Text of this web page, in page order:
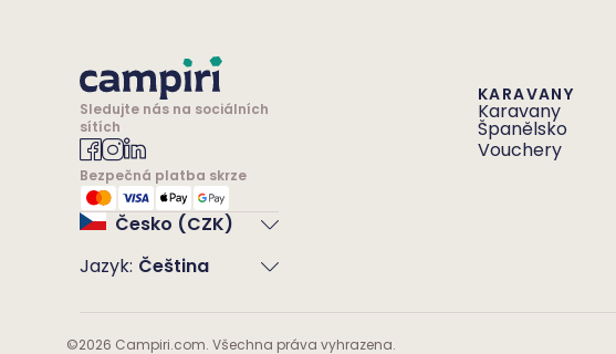
Sledujte nás na sociálních
sítích
Bezpečná platba skrze
Česko (CZK)
Jazyk: Čeština
KARAVANY
Karavany
Španělsko
Vouchery
©2026 Campiri.com. Všechna práva vyhrazena.